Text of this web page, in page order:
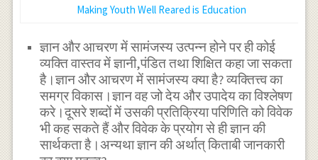
Making Youth Well Reared is Education
ज्ञान और आचरण में सामंजस्य उत्पन्न होने पर ही कोई
व्यक्ति वास्तव में ज्ञानी,पंडित तथा शिक्षित कहा जा सकता
है।ज्ञान और आचरण में सामंजस्य क्या है? व्यक्तित्त्व का
समग्र विकास।ज्ञान वह जो देय और उपादेय का विश्लेषण
करे।दूसरे शब्दों में उसकी प्रतिक्रिया परिणिति को विवेक
भी कह सकते हैं और विवेक के प्रयोग से ही ज्ञान की
सार्थकता है।अन्यथा ज्ञान की अर्थात् किताबी जानकारी